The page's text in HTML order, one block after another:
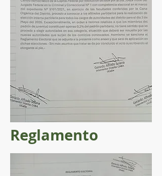
Reglamento